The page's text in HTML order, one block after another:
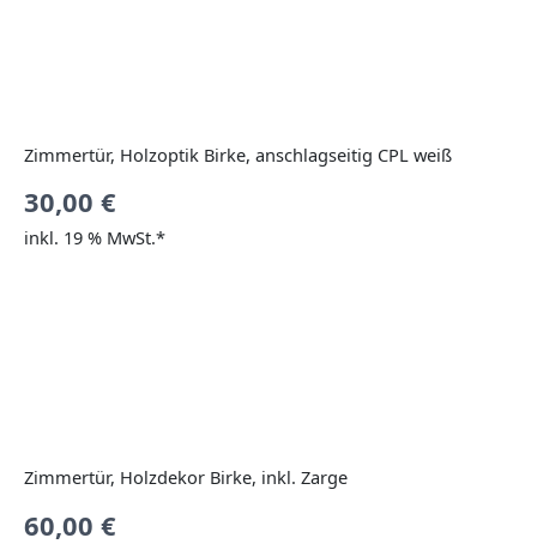
Zimmertür, Holzoptik Birke, anschlagseitig CPL weiß
30,00 €
inkl. 19 % MwSt.*
Zimmertür, Holzdekor Birke, inkl. Zarge
60,00 €